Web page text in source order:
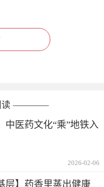
读 ————
中医药文化“乘”地铁入
2026-02-06
层】药香里蒸出健康